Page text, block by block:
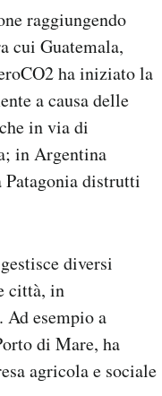
raggiungendo
cui Guatemala,
ha iniziato la
a causa delle
in via di
in Argentina
distrutti
diversi
città, in
esempio a
di Mare, ha
agricola e sociale